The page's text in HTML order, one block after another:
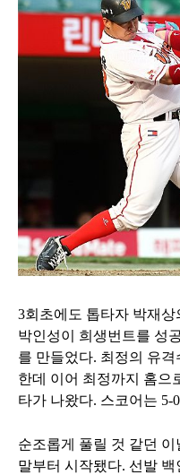
3회초에도 톱타자 박재
박인성이 희생번트를 성
를 만들었다. 최정의 유
한데 이어 최정까지 홈으
타가 나왔다. 스코어는 5-
순조롭게 풀릴 것 같던 이
말부터 시작됐다. 선발